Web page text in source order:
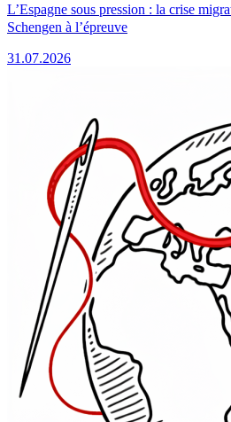
L’Espagne sous pression : la crise
Schengen à l’épreuve
31.07.2026